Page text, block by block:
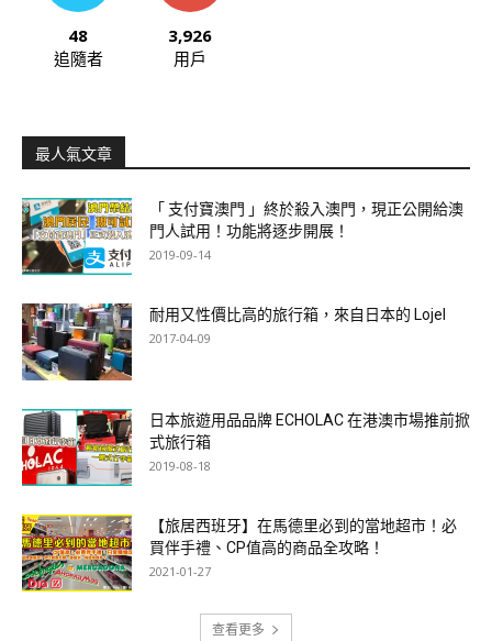
48
追隨者
3,926
用戶
最人氣文章
「 支付寶澳門 」終於殺入澳門，現正公開給澳
門人試用！功能將逐步開展！
2019-09-14
耐用又性價比高的旅行箱，來自日本的 Lojel
2017-04-09
日本旅遊用品品牌 ECHOLAC 在港澳市場推前掀
式旅行箱
2019-08-18
【旅居西班牙】在馬德里必到的當地超市！必
買伴手禮、CP值高的商品全攻略！
2021-01-27
查看更多